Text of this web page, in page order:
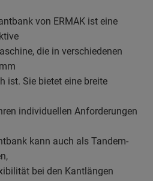
von ERMAK ist eine
die in verschiedenen
ist. Sie bietet eine breite
individuellen Anforderungen
kann auch als Tandem-
bei den Kantlängen